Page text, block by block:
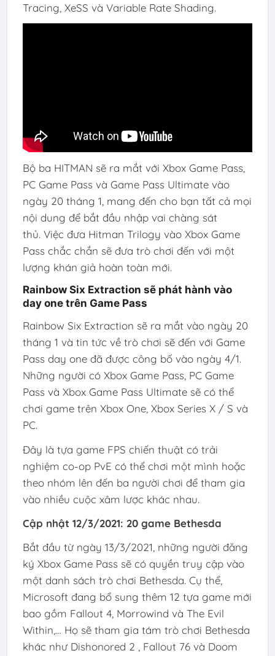
Tracing, XeSS và Variable Rate Shading.
Bộ ba HITMAN sẽ ra mắt với Xbox Game Pass,
PC Game Pass và Game Pass Ultimate vào
ngày 20 tháng 1, mang đến cho bạn tất cả mọi
nội dung để bắt đầu nhập vai chàng sát
thủ. Việc đưa Hitman Trilogy vào Xbox Game
Pass chắc chắn sẽ đưa trò chơi đến với một
lượng khán giả hoàn toàn mới.
Rainbow Six Extraction sẽ phát hành vào
day one trên Game Pass
Rainbow Six Extraction sẽ ra mắt vào ngày 20
tháng 1 và tin tức về trò chơi sẽ đến với Game
Pass day one đã được công bố vào ngày 4/1.
Những người có Xbox Game Pass, PC Game
Pass và Xbox Game Pass Ultimate sẽ có thể
chơi game trên Xbox One, Xbox Series X / S và
PC.
Đây là tựa game FPS chiến thuật có trải
nghiệm co-op PvE có thể chơi một mình hoặc
theo nhóm lên đến ba người chơi để tham gia
vào nhiều cuộc xâm lược khác nhau.
Cập nhật 12/3/2021: 20 game Bethesda
Bắt đầu từ ngày 13/3/2021, những người đăng
ký Xbox Game Pass sẽ có quyền truy cập vào
một danh sách trò chơi Bethesda. Cụ thể,
Microsoft đang bổ sung thêm 12 tựa game mới
bao gồm Fallout 4, Morrowind và The Evil
Within,… Họ sẽ tham gia tám trò chơi Bethesda
khác như Dishonored 2 , Fallout 76 và Doom